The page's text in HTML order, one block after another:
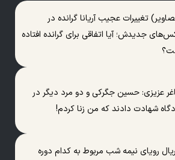
تغییرات عجیب آریانا گرانده در
جدیدش؛ آیا اتفاقی برای گرانده افتاده
عزیزی: حسین جگرکی و دو مرد دیگر در
شهادت دادند که من زنا کردم!
رویای نیمه شب مربوط به کدام دوره